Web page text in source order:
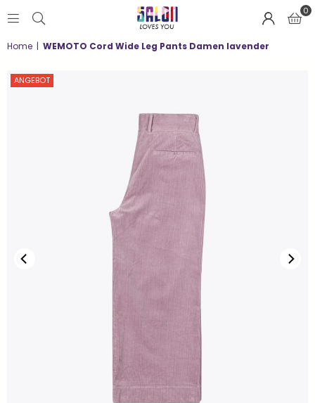
LOVES
0
Home | WEMOTO Cord Wide Leg Pants Damen lavender
ANGEBOT